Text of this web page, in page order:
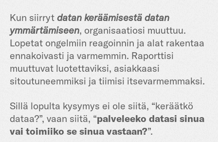
Kun siirryt datan keräämisestä datan
ymmärtämiseen, organisaatiosi muuttuu.
Lopetat ongelmiin reagoinnin ja alat rakentaa
ennakoivasti ja varmemmin. Raporttisi
muuttuvat luotettaviksi, asiakkaasi
sitoutuneemmiksi ja tiimisi itsevarmemmaksi.
Sillä lopulta kysymys ei ole siitä, “keräätkö
dataa?”, vaan siitä, “palveleeko datasi sinua
vai toimiiko se sinua vastaan?”.